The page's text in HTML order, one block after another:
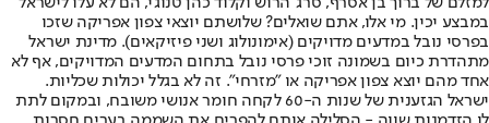
למזלם של ברוך בן אסרף, סרג' הרוש וקלוד כהן טנוג'י, הם לא עלו לישראל
במבצע יכין. מי אלו, אתם שואלים? שלושתם יוצאי צפון אפריקה שזכו
בפרסי נובל במדעים מדויקים (אימונולוג ושני פיזיקאים). מדינת ישראל
מתהדרת כיום בשמונה זוכי פרסי נובל בתחום המדעים המדויקים, אף לא
אחד מהם יוצא צפון אפריקה או ״מזרחי״. זה לא בגלל יכולות שכליות.
ישראל הגזענית של שנות ה-60 לקחה חומר אנושי משובח, ובמקום לתת